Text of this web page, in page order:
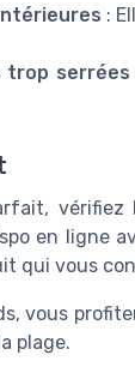
:
trop serrées
en ligne
qui vous
vous
plage.